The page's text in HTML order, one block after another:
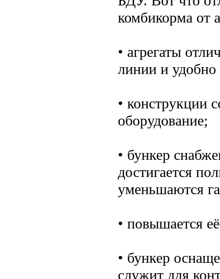
комбикорма от
• агрегаты
линии и удобно
• конструкции
оборудование;
• бункер
достигается
уменьшаются
• повышается
• бункер
служит для